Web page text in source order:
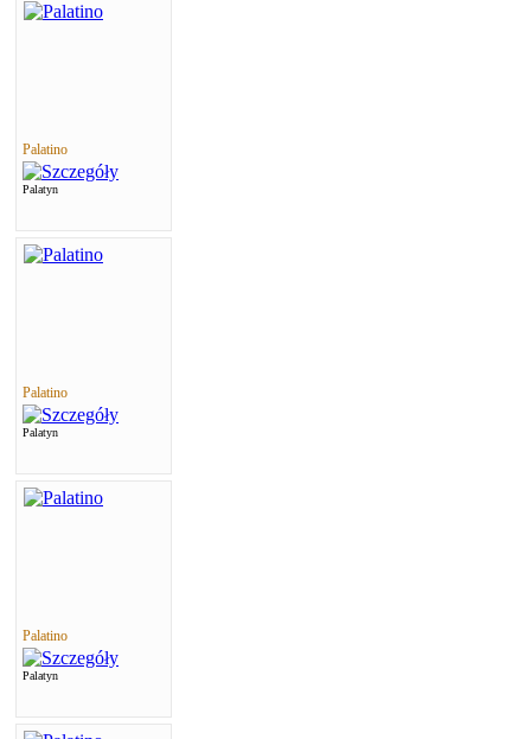
Palatino
Palatyn
Palatino
Palatyn
Palatino
Palatyn